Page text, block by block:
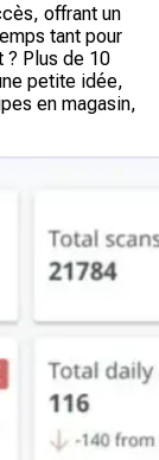
offrant un
tant pour
? Plus de 10
petite idée,
en magasin,